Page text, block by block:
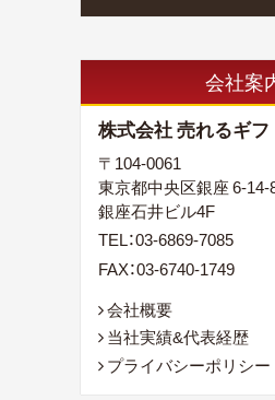
会社案
株式会社 売れるギ
〒104-0061
東京都中央区銀座 6-14-
銀座石井ビル4F
TEL：03-6869-7085
FAX：03-6740-1749
会社概要
当社実績&代表経歴
プライバシーポリシー